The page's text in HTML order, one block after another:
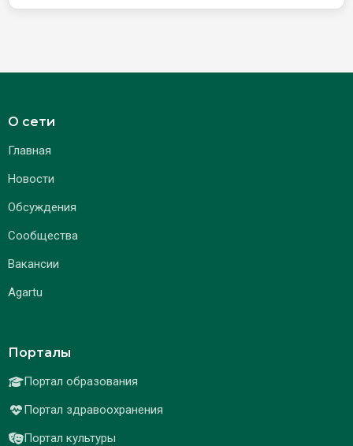
О сети
Главная
Новости
Обсуждения
Сообщества
Вакансии
Agartu
Порталы
Портал образования
Портал здравоохранения
Портал культуры